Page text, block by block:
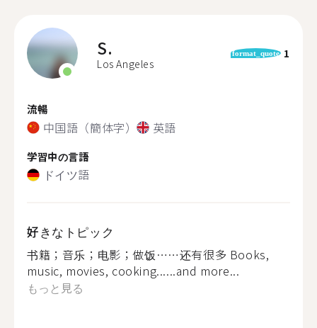
S.
Los Angeles
format_quote 1
流暢
中国語（簡体字） 英語
学習中の言語
ドイツ語
好きなトピック
书籍；音乐；电影；做饭……还有很多 Books,
music, movies, cooking......and more...
もっと見る